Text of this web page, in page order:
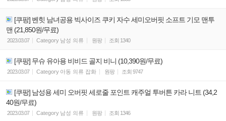
[쿠팡] 벤힛 남녀공용 빅사이즈 쿠키 자수 세미오버핏 소프트 기모 맨투
맨 (21,850원/무료)
2023.03.07 Category 남성 의류 원팡 조회 1340
[쿠팡] 무슈 유아용 비비드 골지 비니 (10,390원/무료)
2023.03.07 Category 아동 의류 잡화 원팡 조회 9747
[쿠팡] 남성용 세미 오버핏 세로줄 포인트 캐주얼 투버튼 카라 니트 (34,2
40원/무료)
2023.03.07 Category 남성 의류 원팡 조회 1346